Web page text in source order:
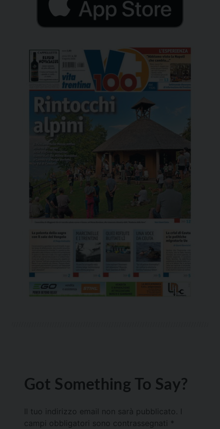
Got Something To Say?
Il tuo indirizzo email non sarà pubblicato.
campi obbligatori sono contrassegnati *